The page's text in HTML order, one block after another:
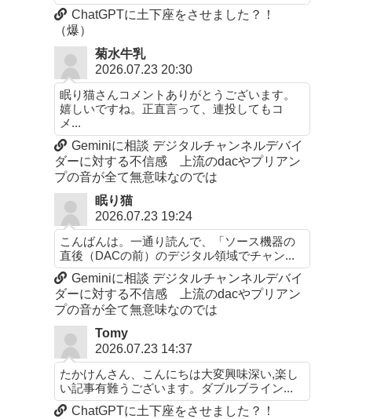
ChatGPTに土下座をさせました？！
（爆）
菊水牛乳
2026.07.23 20:30
眠り猫さんコメントありがとうございます。
嬉しいですね。正直言って、連投してもコ
メ...
Geminiに相談 デジタルチャンネルデバイ
ダーに対する不信感 上流のdacやプリアン
プの音が全て無意味なのでは
眠り猫
2026.07.23 19:24
こんばんは。一通り読んで、「ソース機器の
直後（DACの前）のデジタル領域でチャン...
Geminiに相談 デジタルチャンネルデバイ
ダーに対する不信感 上流のdacやプリアン
プの音が全て無意味なのでは
Tomy
2026.07.23 14:37
たかけんさん、こんにちは大変興味深い,楽し
い記事有難うございます。ダブルブライン...
ChatGPTに土下座をさせました？！